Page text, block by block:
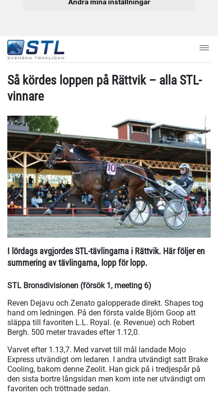
Ändra mina inställningar
Så kördes loppen på Rättvik – alla STL-
vinnare
I lördags avgjordes STL-tävlingarna i Rättvik. Här följer en
summering av tävlingarna, lopp för lopp.
STL Bronsdivisionen (försök 1, meeting 6)
Reven Dejavu och Zenato galopperade direkt. Shapes tog
hand om ledningen. På den första valde Björn Goop att
släppa till favoriten L.L. Royal. (e. Revenue) och Robert
Bergh. 500 meter travades efter 1.12,0.
Varvet efter 1.13,7. Med varvet till mål landade Mojo
Express utvändigt om ledaren. I andra utvändigt satt Brake
Cooling, bakom denne Zeolit. Han gick på i tredjespår på
den sista bortre långsidan men kom inte ner utvändigt om
favoriten och tröttnade sedan.